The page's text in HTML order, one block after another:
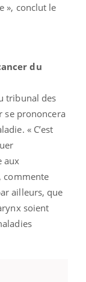
», conclut le
du
tribunal des
se prononcera
« C’est
aux
commente
ailleurs, que
soient